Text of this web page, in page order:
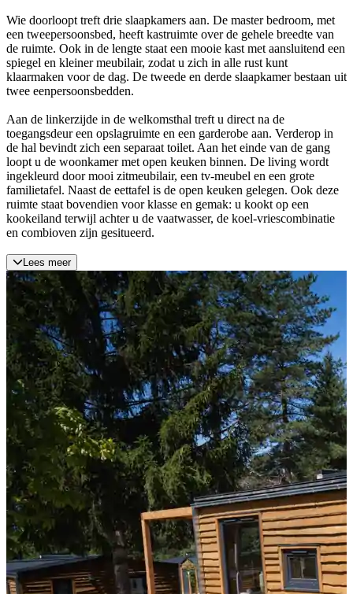
Wie doorloopt treft drie slaapkamers aan. De master bedroom, met
een tweepersoonsbed, heeft kastruimte over de gehele breedte van
de ruimte. Ook in de lengte staat een mooie kast met aansluitend een
spiegel en kleiner meubilair, zodat u zich in alle rust kunt
klaarmaken voor de dag. De tweede en derde slaapkamer bestaan uit
twee eenpersoonsbedden.
Aan de linkerzijde in de welkomsthal treft u direct na de
toegangsdeur een opslagruimte en een garderobe aan. Verderop in
de hal bevindt zich een separaat toilet. Aan het einde van de gang
loopt u de woonkamer met open keuken binnen. De living wordt
ingekleurd door mooi zitmeubilair, een tv-meubel en een grote
familietafel. Naast de eettafel is de open keuken gelegen. Ook deze
ruimte staat bovendien voor klasse en gemak: u kookt op een
kookeiland terwijl achter u de vaatwasser, de koel-vriescombinatie
en combioven zijn gesitueerd.
Lees meer